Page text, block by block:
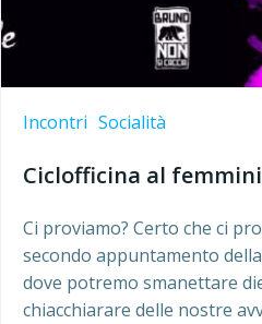
Incontri Socialità
Ciclofficina al
Ci proviamo? Certo che ci
secondo appuntamento
dove potremo smanettare
chiacchiarare delle nostre